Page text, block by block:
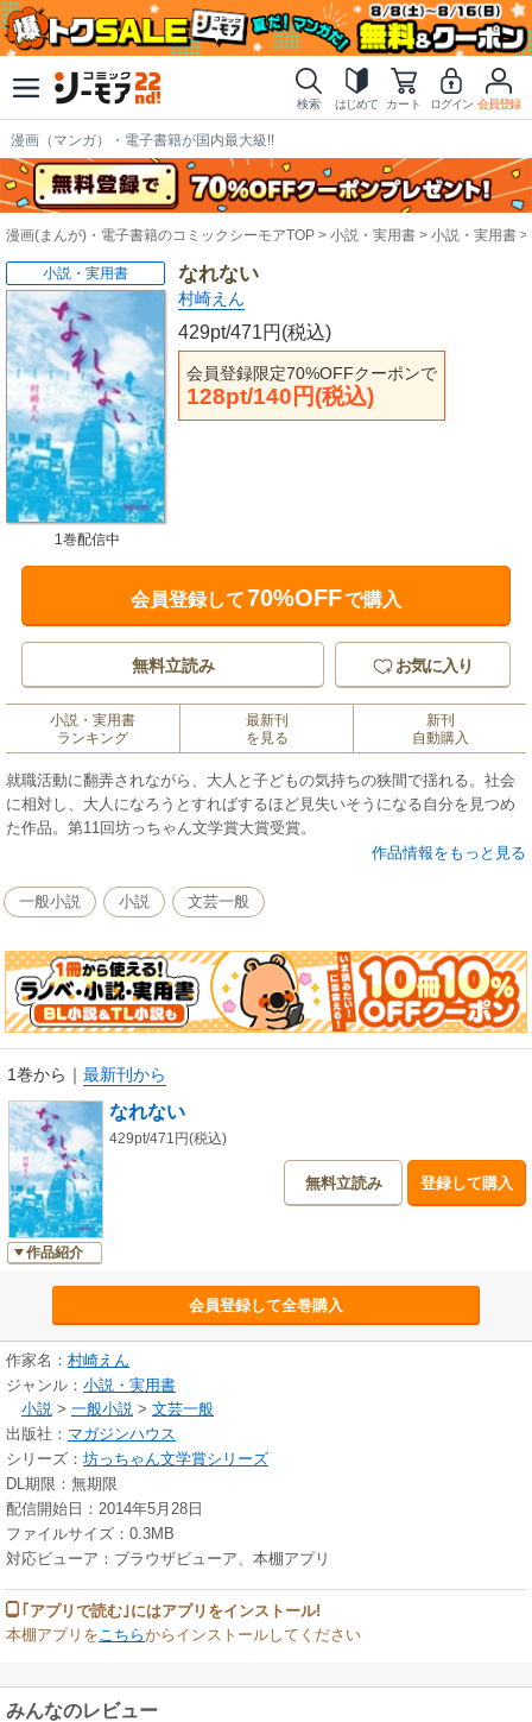
検索 はじめて カート ログイン 会員登録
漫画（マンガ）・電子書籍が国内最大級!!
漫画(まんが)・電子書籍のコミックシーモアTOP 小説・実用書 小説・実用書
なれない
村崎えん
429pt/471円(税込)
会員登録限定70%OFFクーポンで
128pt/140円(税込)
小説・実用書
1巻配信中
会員登録して70%OFFで購入
無料立読み お気に入り
小説・実用書
ランキング
最新刊
を見る
新刊
自動購入
就職活動に翻弄されながら、大人と子どもの気持ちの狭間で揺れる。社会
に相対し、大人になろうとすればするほど見失いそうになる自分を見つめ
た作品。第11回坊っちゃん文学賞大賞受賞。
作品情報をもっと見る
一般小説 小説 文芸一般
1巻から ｜ 最新刊から
作品紹介
なれない
429pt/471円(税込)
無料立読み 登録して購入
会員登録して全巻購入
作家名： 村崎えん
ジャンル： 小説・実用書
小説 > 一般小説 > 文芸一般
出版社： マガジンハウス
シリーズ： 坊っちゃん文学賞シリーズ
DL期限：無期限
配信開始日：2014年5月28日
ファイルサイズ：0.3MB
対応ビューア：ブラウザビューア、本棚アプリ
｢アプリで読む｣にはアプリをインストール!
本棚アプリを こちらからインストールしてください
みんなのレビュー